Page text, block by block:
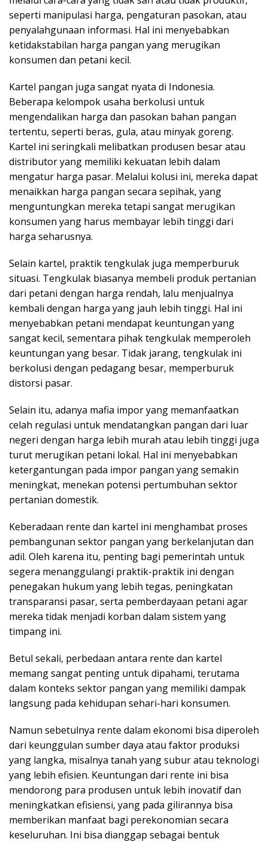
seperti manipulasi harga, pengaturan pasokan, atau
penyalahgunaan informasi. Hal ini menyebabkan
ketidakstabilan harga pangan yang merugikan
konsumen dan petani kecil.
Kartel pangan juga sangat nyata di Indonesia.
Beberapa kelompok usaha berkolusi untuk
mengendalikan harga dan pasokan bahan pangan
tertentu, seperti beras, gula, atau minyak goreng.
Kartel ini seringkali melibatkan produsen besar atau
distributor yang memiliki kekuatan lebih dalam
mengatur harga pasar. Melalui kolusi ini, mereka dapat
menaikkan harga pangan secara sepihak, yang
menguntungkan mereka tetapi sangat merugikan
konsumen yang harus membayar lebih tinggi dari
harga seharusnya.
Selain kartel, praktik tengkulak juga memperburuk
situasi. Tengkulak biasanya membeli produk pertanian
dari petani dengan harga rendah, lalu menjualnya
kembali dengan harga yang jauh lebih tinggi. Hal ini
menyebabkan petani mendapat keuntungan yang
sangat kecil, sementara pihak tengkulak memperoleh
keuntungan yang besar. Tidak jarang, tengkulak ini
berkolusi dengan pedagang besar, memperburuk
distorsi pasar.
Selain itu, adanya mafia impor yang memanfaatkan
celah regulasi untuk mendatangkan pangan dari luar
negeri dengan harga lebih murah atau lebih tinggi juga
turut merugikan petani lokal. Hal ini menyebabkan
ketergantungan pada impor pangan yang semakin
meningkat, menekan potensi pertumbuhan sektor
pertanian domestik.
Keberadaan rente dan kartel ini menghambat proses
pembangunan sektor pangan yang berkelanjutan dan
adil. Oleh karena itu, penting bagi pemerintah untuk
segera menanggulangi praktik-praktik ini dengan
penegakan hukum yang lebih tegas, peningkatan
transparansi pasar, serta pemberdayaan petani agar
mereka tidak menjadi korban dalam sistem yang
timpang ini.
Betul sekali, perbedaan antara rente dan kartel
memang sangat penting untuk dipahami, terutama
dalam konteks sektor pangan yang memiliki dampak
langsung pada kehidupan sehari-hari konsumen.
Namun sebetulnya rente dalam ekonomi bisa diperoleh
dari keunggulan sumber daya atau faktor produksi
yang langka, misalnya tanah yang subur atau teknologi
yang lebih efisien. Keuntungan dari rente ini bisa
mendorong para produsen untuk lebih inovatif dan
meningkatkan efisiensi, yang pada gilirannya bisa
memberikan manfaat bagi perekonomian secara
keseluruhan. Ini bisa dianggap sebagai bentuk